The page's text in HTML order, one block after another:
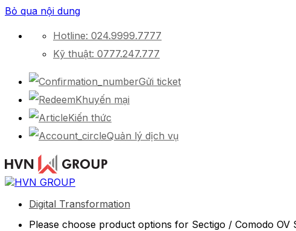
Bỏ qua nội dung
Hotline: 024.9999.7777
Kỹ thuật: 0777.247.777
Gửi ticket
Khuyến mại
Kiến thức
Quản lý dịch vụ
Digital Transformation
Please choose product options for Sectigo / Comodo OV